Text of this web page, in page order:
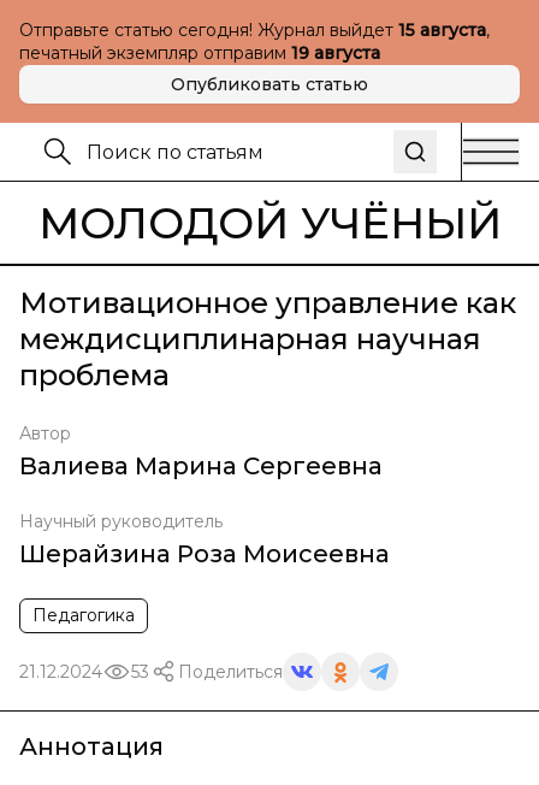
Отправьте статью сегодня! Журнал выйдет 15 августа,
печатный экземпляр отправим 19 августа
Опубликовать статью
МОЛОДОЙ УЧЁНЫЙ
Мотивационное управление как
междисциплинарная научная
проблема
Автор
Валиева Марина Сергеевна
Научный руководитель
Шерайзина Роза Моисеевна
Педагогика
21.12.2024 53 Поделиться
Аннотация